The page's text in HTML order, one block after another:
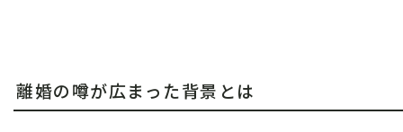
離婚の噂が広まった背景とは